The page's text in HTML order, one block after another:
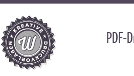
PDF-